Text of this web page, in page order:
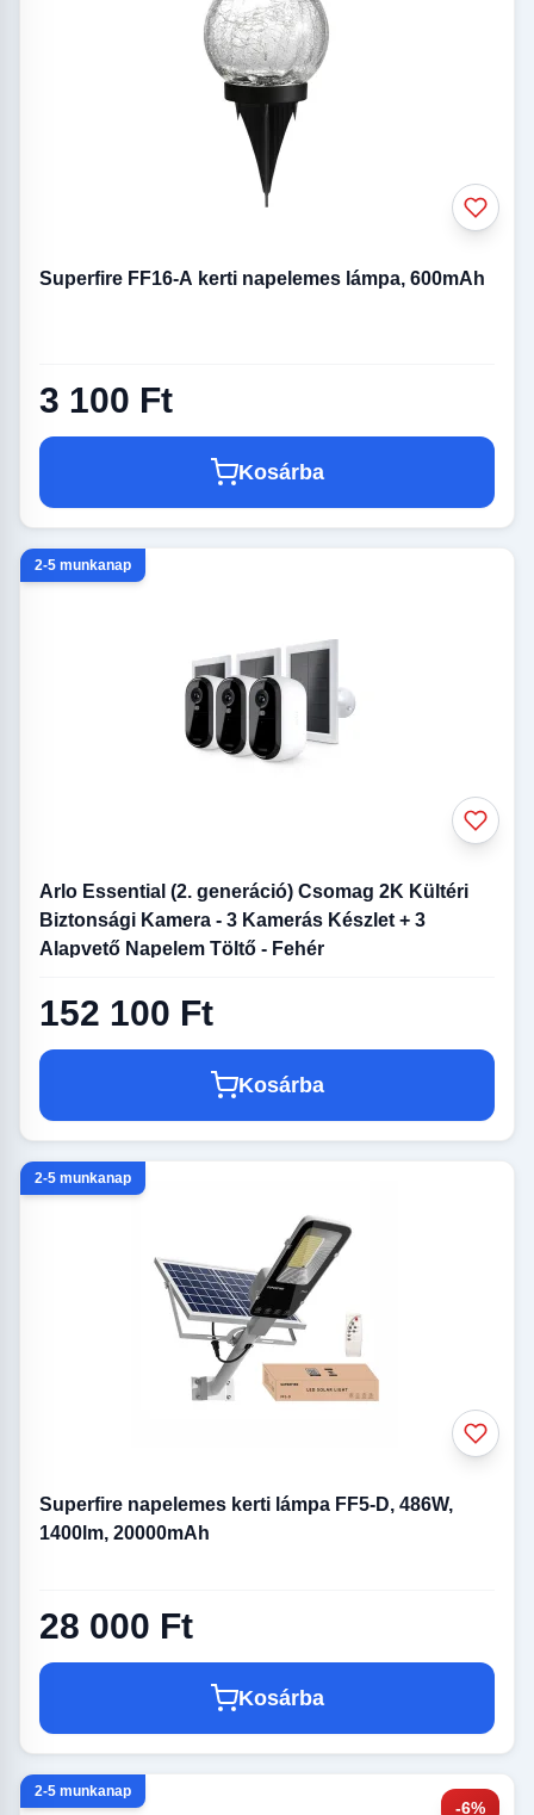
Superfire FF16-A kerti napelemes lámpa, 600mAh
3 100 Ft
Kosárba
2-5 munkanap
Arlo Essential (2. generáció) Csomag 2K Kültéri
Biztonsági Kamera - 3 Kamerás Készlet + 3
Alapvető Napelem Töltő - Fehér
152 100 Ft
Kosárba
2-5 munkanap
Superfire napelemes kerti lámpa FF5-D, 486W,
1400lm, 20000mAh
28 000 Ft
Kosárba
-6%
2-5 munkanap